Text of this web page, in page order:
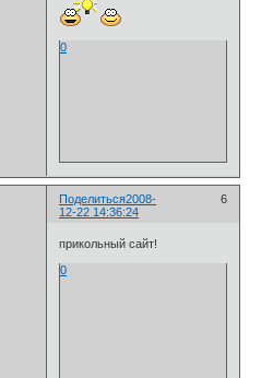
0
Поделиться 6
2008-
12-22 14:36:24
прикольный сайт!
0